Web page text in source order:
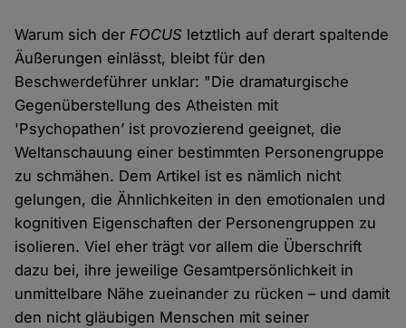
Warum sich derFOCUS letztlich auf derart spaltende
Äußerungen einlässt, bleibt für den
Beschwerdeführer unklar: "Die dramaturgische
Gegenüberstellung des Atheisten mit
'Psychopathen’ ist provozierend geeignet, die
Weltanschauung einer bestimmten Personengruppe
zu schmähen. Dem Artikel ist es nämlich nicht
gelungen, die Ähnlichkeiten in den emotionalen und
kognitiven Eigenschaften der Personengruppen zu
isolieren. Viel eher trägt vor allem die Überschrift
dazu bei, ihre jeweilige Gesamtpersönlichkeit in
unmittelbare Nähe zueinander zu rücken – und damit
den nicht gläubigen Menschen mit seiner